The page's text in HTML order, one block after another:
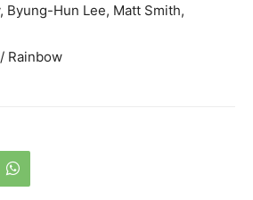
Byung-Hun Lee, Matt Smith,
Rainbow